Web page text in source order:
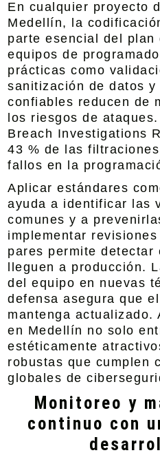
En cualquier proyecto
Medellín, la
parte esencial del plan
equipos de
prácticas como
sanitización de datos
confiables reducen de
los riesgos de
Breach Investigations
43 % de las
fallos en la
Aplicar estándares
ayuda a identificar las
comunes y a
implementar
pares permite detectar
lleguen a producción.
del equipo en nuevas
defensa asegura que
mantenga
en Medellín no solo
estéticamente
robustas que cumplen
globales de
Monitoreo y
continuo con